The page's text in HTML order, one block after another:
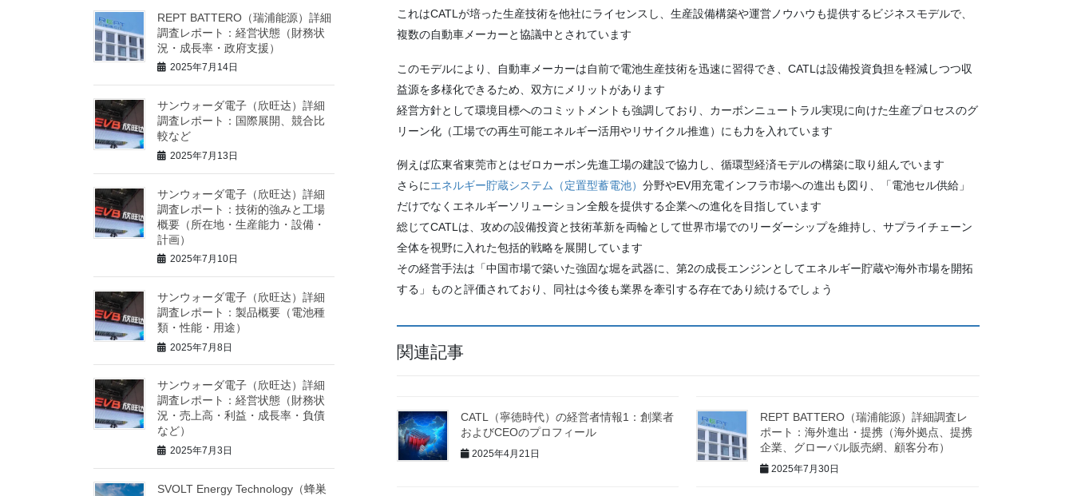
これはCATLが培った生産技術を他社にライセンスし、生産設備構築や運営ノウハウも提供するビジネスモデルで、
複数の自動車メーカーと協議中とされています
このモデルにより、自動車メーカーは自前で電池生産技術を迅速に習得でき、CATLは設備投資負担を軽減しつつ収
益源を多様化できるため、双方にメリットがあります
経営方針として環境目標へのコミットメントも強調しており、カーボンニュートラル実現に向けた生産プロセスのグ
リーン化（工場での再生可能エネルギー活用やリサイクル推進）にも力を入れています​
例えば広東省東莞市とはゼロカーボン先進工場の建設で協力し、循環型経済モデルの構築に取り組んでいます​
さらにエネルギー貯蔵システム（定置型蓄電池） 分野やEV用充電インフラ市場への進出も図り、「電池セル供給」
だけでなくエネルギーソリューション全般を提供する企業への進化を目指しています
総じてCATLは、攻めの設備投資と技術革新を両輪として世界市場でのリーダーシップを維持し、サプライチェーン
全体を視野に入れた包括的戦略を展開しています
その経営手法は「中国市場で築いた強固な堀を武器に、第2の成長エンジンとしてエネルギー貯蔵や海外市場を開拓
する」ものと評価されており、同社は今後も業界を牽引する存在であり続けるでしょう
関連記事
CATL（寧徳時代）の経営者情報1：創業者
およびCEOのプロフィール
2025年4月21日
REPT BATTERO（瑞浦能源）詳細調査レ
ポート：海外進出・提携（海外拠点、提携
企業、グローバル販売網、顧客分布）
2025年7月30日
REPT BATTERO（瑞浦能源）詳細
調査レポート：経営状態（財務状
況・成長率・政府支援）
2025年7月14日
サンウォーダ電子（欣旺达）詳細
調査レポート：国際展開、競合比
較など
2025年7月13日
サンウォーダ電子（欣旺达）詳細
調査レポート：技術的強みと工場
概要（所在地・生産能力・設備・
計画）
2025年7月10日
サンウォーダ電子（欣旺达）詳細
調査レポート：製品概要（電池種
類・性能・用途）
2025年7月8日
サンウォーダ電子（欣旺达）詳細
調査レポート：経営状態（財務状
況・売上高・利益・成長率・負債
など）
2025年7月3日
SVOLT Energy Technology（蜂巣